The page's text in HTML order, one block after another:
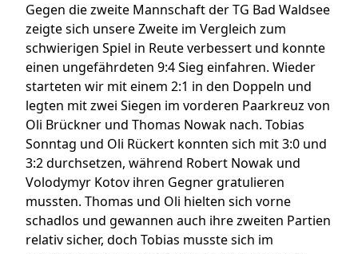
Gegen die zweite Mannschaft der TG Bad Waldsee
zeigte sich unsere Zweite im Vergleich zum
schwierigen Spiel in Reute verbessert und konnte
einen ungefährdeten 9:4 Sieg einfahren. Wieder
starteten wir mit einem 2:1 in den Doppeln und
legten mit zwei Siegen im vorderen Paarkreuz von
Oli Brückner und Thomas Nowak nach. Tobias
Sonntag und Oli Rückert konnten sich mit 3:0 und
3:2 durchsetzen, während Robert Nowak und
Volodymyr Kotov ihren Gegner gratulieren
mussten. Thomas und Oli hielten sich vorne
schadlos und gewannen auch ihre zweiten Partien
relativ sicher, doch Tobias musste sich im